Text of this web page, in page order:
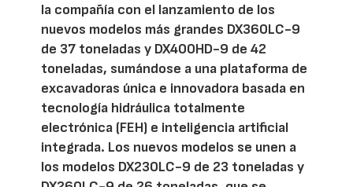
la compañía con el lanzamiento de los
nuevos modelos más grandes DX360LC-9
de 37 toneladas y DX400HD-9 de 42
toneladas, sumándose a una plataforma de
excavadoras única e innovadora basada en
tecnología hidráulica totalmente
electrónica (FEH) e inteligencia artificial
integrada. Los nuevos modelos se unen a
los modelos DX230LC-9 de 23 toneladas y